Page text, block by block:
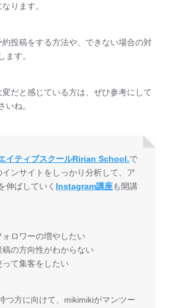
ります。
投稿をする方法や、できない場合の対
ます。
だと感じている方は、ぜひ参考にして
いね。
イティブスクールRirian School.で
ンサイトをしっかり分析して、ア
伸ばしていく Instagram講座も開講
ォロワーの増やしたい
稿の方向性がわからない
って集客をしたい
つ方に向けて、mikimikiがマンツー